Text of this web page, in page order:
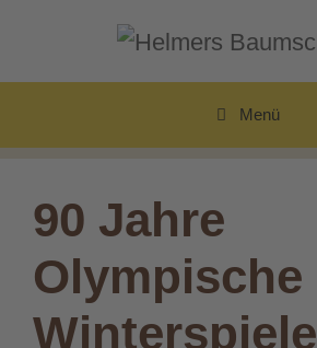
springen
Menü
90 Jahre
Olympische
Winterspiele